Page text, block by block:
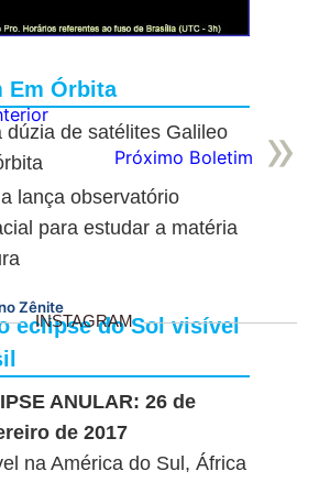
Em Órbita
dúzia de satélites Galileo
lança observatório
para estudar a matéria
eclipse do Sol visível
ANULAR: 26 de
de 2017
na América do Sul, África
Próximo Boletim
Zênite
INSTAGRAM